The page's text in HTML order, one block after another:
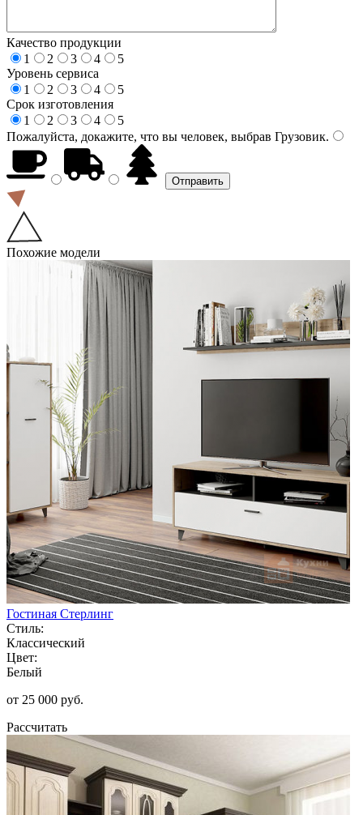
Качество продукции
1
2 3 4
5
Уровень сервиса
1
2 3 4
5
Срок изготовления
1
2 3 4
5
Пожалуйста, докажите, что вы человек, выбрав Грузовик.
Похожие модели
Гостиная Стерлинг
Стиль:
Классический
Цвет:
Белый
от 25 000 руб.
Рассчитать